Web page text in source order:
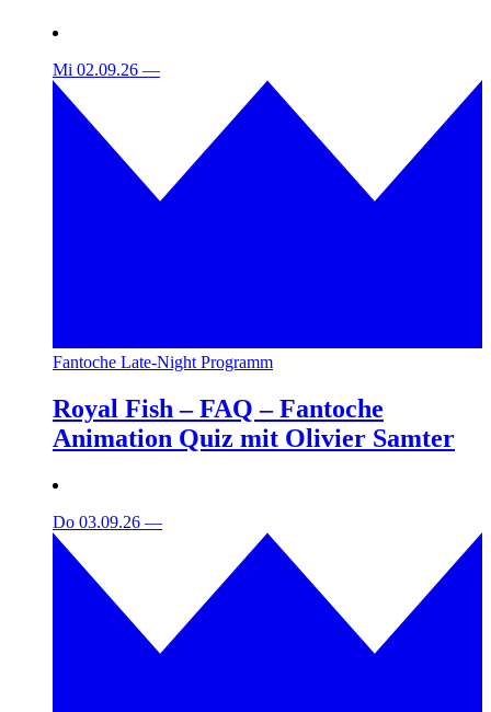
Mi 02.09.26 —
Fantoche Late-Night Programm
Royal Fish – FAQ – Fantoche
Animation Quiz mit Olivier Samter
Do 03.09.26 —